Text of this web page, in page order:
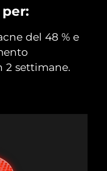
del 48 % e
2 settimane.